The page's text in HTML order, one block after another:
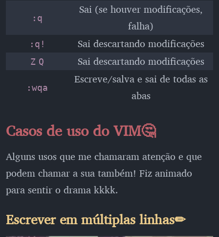
:q
Sai (se houver modificações,
falha)
:q! Sai descartando modificações
Z Q Sai descartando modificações
:wqa
Escreve/salva e sai de todas as
abas
Casos de uso do VIM🤔
Alguns usos que me chamaram atenção e que
podem chamar a sua também! Fiz animado
para sentir o drama kkkk.
Escrever em múltiplas linhas✏